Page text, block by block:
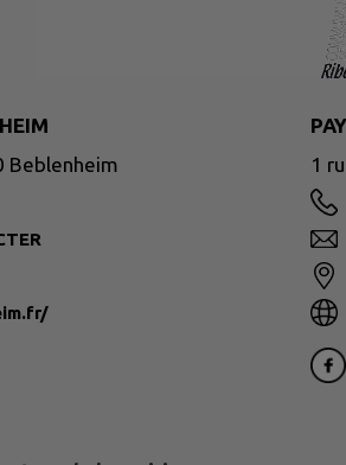
Beblenheim
1